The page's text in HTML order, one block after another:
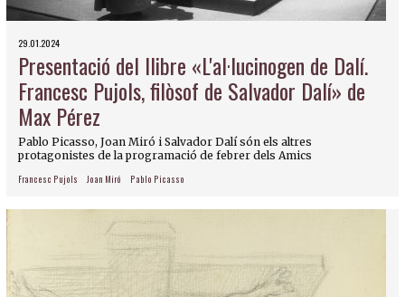
29.01.2024
Presentació del llibre «L'al·lucinogen de Dalí.
Francesc Pujols, filòsof de Salvador Dalí» de
Max Pérez
Pablo Picasso, Joan Miró i Salvador Dalí són els altres
protagonistes de la programació de febrer dels Amics
Francesc Pujols Joan Miró Pablo Picasso